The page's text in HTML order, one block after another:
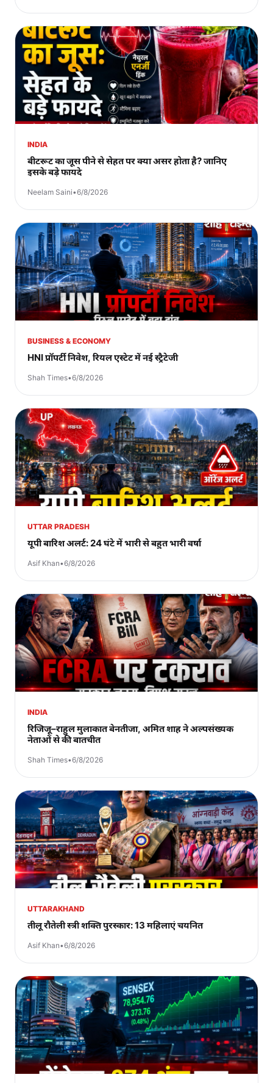
INDIA
बीटरूट का जूस पीने से सेहत पर क्या असर होता है? जानिए
इसके बड़े फायदे
Neelam Saini•6/8/2026
BUSINESS & ECONOMY
HNI प्रॉपर्टी निवेश, रियल एस्टेट में नई स्ट्रैटेजी
Shah Times•6/8/2026
UTTAR PRADESH
यूपी बारिश अलर्ट: 24 घंटे में भारी से बहुत भारी वर्षा
Asif Khan•6/8/2026
INDIA
रिजिजू–राहुल मुलाकात बेनतीजा, अमित शाह ने अल्पसंख्यक
नेताओं से की बातचीत
Shah Times•6/8/2026
UTTARAKHAND
तीलू रौतेली स्त्री शक्ति पुरस्कार: 13 महिलाएं चयनित
Asif Khan•6/8/2026